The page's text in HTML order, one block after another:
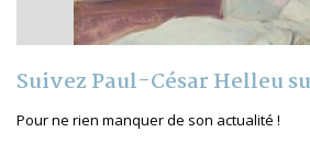
Suivez Paul-César Helleu
Pour ne rien manquer de son actualité !